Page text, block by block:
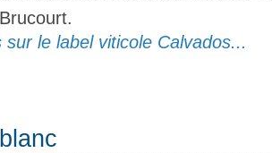
sur le label viticole Calvados...